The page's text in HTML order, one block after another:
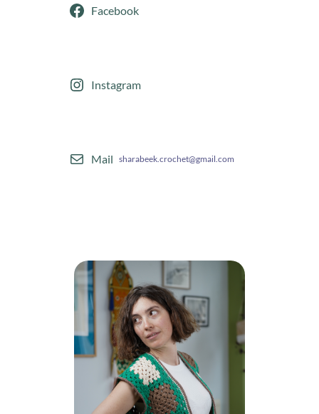
Facebook
Instagram
Mail sharabeek.crochet@gmail.com